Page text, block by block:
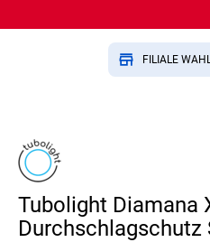
FILIALE
Tubolight Diamana
Durchschlagschutz